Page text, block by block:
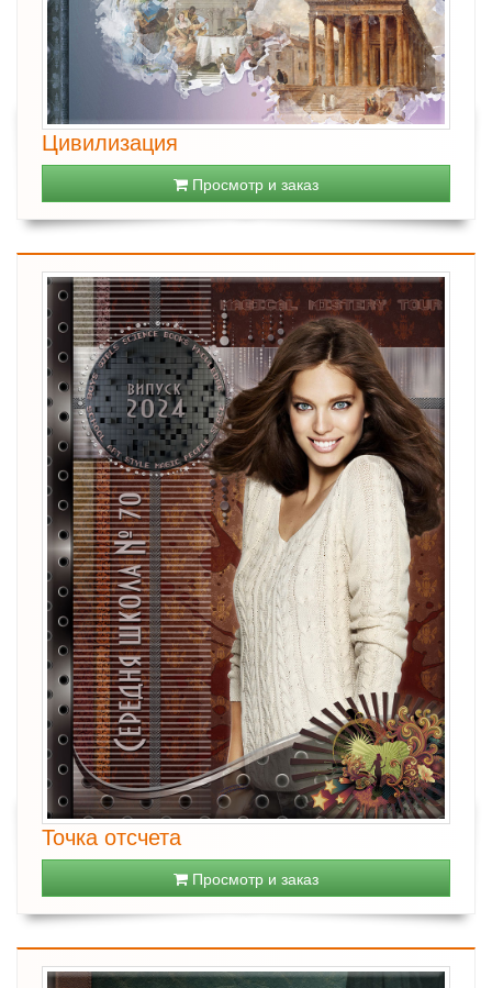
Цивилизация
Просмотр и заказ
Точка отсчета
Просмотр и заказ